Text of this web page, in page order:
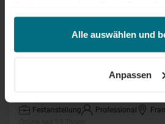
jederzeit über unserenCookie-
und/oder nachträglich jederzeit
Informationen erhalten Sie über
Alle auswählen und
Anpassen
Arbeitnehmerüberlassung Junior
Online seit 13 Tagen
Kaufmännischer
Festanstellung Professional